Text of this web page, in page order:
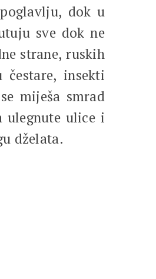
dok u
sve dok ne
strane, ruskih
insekti
miješa smrad
ulegnute ulice i
dželata.